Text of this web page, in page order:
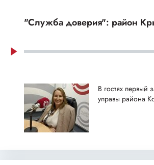
"Служба доверия": район
В гостях первый
управы района